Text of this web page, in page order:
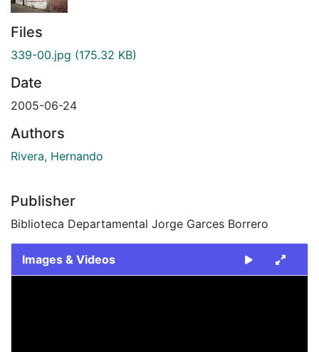
Files
339-00.jpg (175.32 KB)
Date
2005-06-24
Authors
Rivera, Hernando
Publisher
Biblioteca Departamental Jorge Garces Borrero
Images & Videos